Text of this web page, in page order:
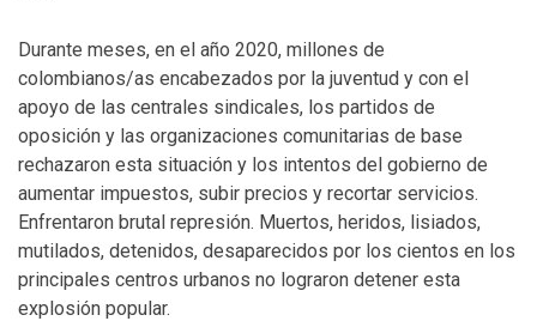
Durante meses, en el año 2020, millones de
colombianos/as encabezados por la juventud y con el
apoyo de las centrales sindicales, los partidos de
oposición y las organizaciones comunitarias de base
rechazaron esta situación y los intentos del gobierno de
aumentar impuestos, subir precios y recortar servicios.
Enfrentaron brutal represión. Muertos, heridos, lisiados,
mutilados, detenidos, desaparecidos por los cientos en los
principales centros urbanos no lograron detener esta
explosión popular.